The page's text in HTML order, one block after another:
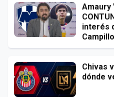
Amaury
interés
Campillo
Chivas
dónde